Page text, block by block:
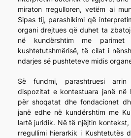
miraton rregulloren, vetëm ai
Sipas tij, parashikimi që
organi drejtues që duhet ta
në kundërshtim me parimet
kushtetutshmërisë, të cilat i
ndarjes së pushteteve midis
Së fundmi, parashtruesi
dispozitat e kontestuara janë në
për shoqatat dhe fondacionet
janë edhe në kundërshtim me
lartë juridik. Në të njëjtin
rregullimi hierarkik i Kushtetutës